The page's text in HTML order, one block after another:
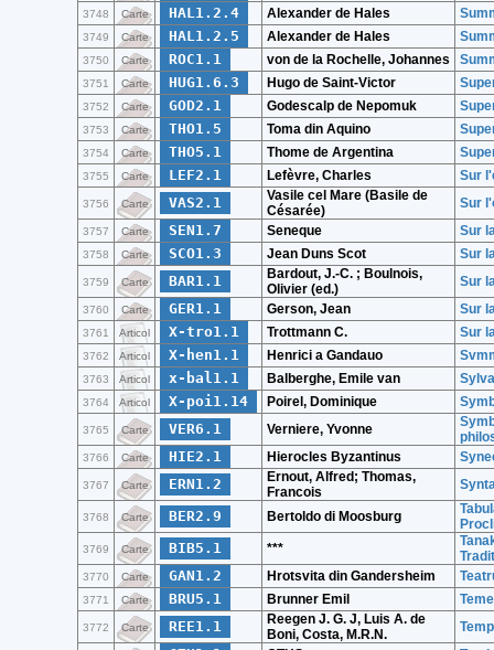
3748 Carte HAL1.2.4 Alexander de Hales
3749 Carte HAL1.2.5 Alexander de Hales
3750 Carte ROC1.1 von de la Rochelle, Johannes
3751 Carte HUG1.6.3 Hugo de Saint-Victor
3752 Carte GOD2.1 Godescalp de Nepomuk
3753 Carte THO1.5 Toma din Aquino
3754 Carte THO5.1 Thome de Argentina
3755 Carte LEF2.1 Lefèvre, Charles Sur
3756 Carte VAS2.1
Vasile cel Mare (Basile de
Césarée)
Sur
3757 Carte SEN1.7 Seneque Sur
3758 Carte SCO1.3 Jean Duns Scot Sur
3759 Carte BAR1.1
Bardout, J.-C. ; Boulnois,
Olivier (ed.)
Sur
3760 Carte GER1.1 Gerson, Jean Sur
3761 Articol X-tro1.1 Trottmann C. Sur
3762 Articol X-hen1.1 Henrici a Gandauo
3763 Articol x-bal1.1 Balberghe, Emile van
3764 Articol X-poi1.14 Poirel, Dominique
3765 Carte VER6.1 Verniere, Yvonne
3766 Carte HIE2.1 Hierocles Byzantinus
3767 Carte ERN1.2
Ernout, Alfred; Thomas,
Francois
3768 Carte BER2.9 Bertoldo di Moosburg
3769 Carte BIB5.1 ***
3770 Carte GAN1.2 Hrotsvita din Gandersheim
3771 Carte BRU5.1 Brunner Emil
3772 Carte REE1.1
Reegen J. G. J, Luis A. de
Boni, Costa, M.R.N.